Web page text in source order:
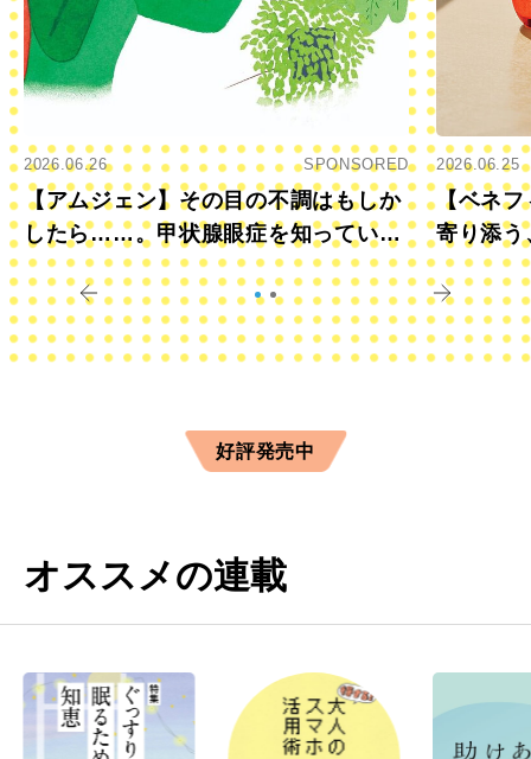
2026.06.26 SPONSORED
【アムジェン】その目の不調はもしか
したら……。甲状腺眼症を知っていま
すか？
2026.06.25
【ベネフ
寄り添う
きに
好評発売中
オススメの連載